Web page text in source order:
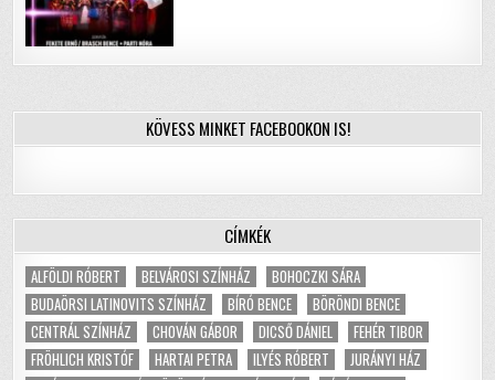
KÖVESS MINKET FACEBOOKON IS!
CÍMKÉK
ALFÖLDI RÓBERT BELVÁROSI SZÍNHÁZ
BOHOCZKI SÁRA
BUDAÖRSI LATINOVITS SZÍNHÁZ
BÍRÓ BENCE
BÖRÖNDI BENCE
CENTRÁL SZÍNHÁZ
CHOVÁN GÁBOR DICSŐ DÁNIEL
FEHÉR TIBOR
FRÖHLICH KRISTÓF
HARTAI PETRA ILYÉS RÓBERT
JURÁNYI HÁZ